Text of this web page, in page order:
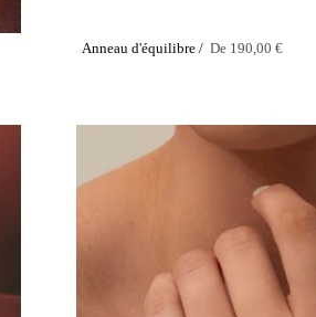
Anneau d'équilibre / De 190,00 €